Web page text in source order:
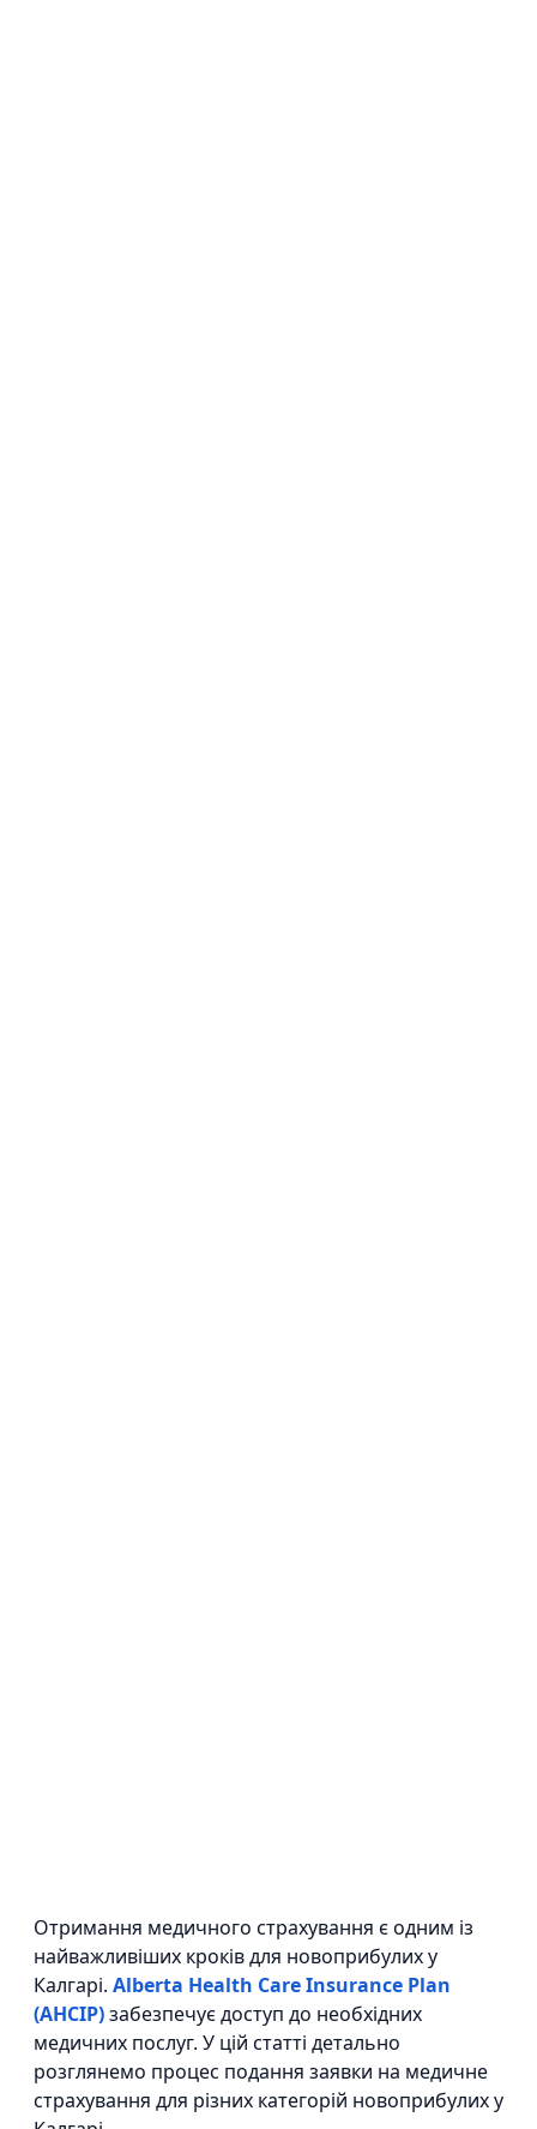
Отримання медичного страхування є одним із
найважливіших кроків для новоприбулих у
Калгарі. Alberta Health Care Insurance Plan
(AHCIP)забезпечує доступ до необхідних
медичних послуг. У цій статті детально
розглянемо процес подання заявки на медичне
страхування для різних категорій новоприбулих у